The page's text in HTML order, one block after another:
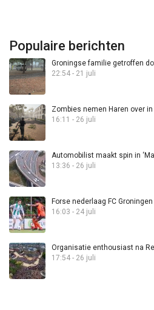
Populaire berichten
Groningse familie getroffen
22:54 - 21 juli
Zombies nemen Haren over
16:11 - 26 juli
Automobilist maakt spin in
13:36 - 26 juli
Forse nederlaag FC
16:03 - 24 juli
Organisatie enthousiast na
17:54 - 26 juli